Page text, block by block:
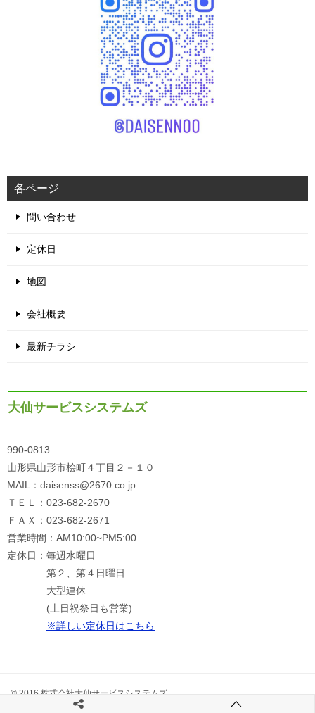
各ページ
問い合わせ
定休日
地図
会社概要
最新チラシ
大仙サービスシステムズ
990-0813
山形県山形市桧町４丁目２－１０
MAIL：daisenss@2670.co.jp
ＴＥＬ：023-682-2670
ＦＡＸ：023-682-2671
営業時間：AM10:00~PM5:00
定休日：毎週水曜日
第２、第４日曜日
大型連休
(土日祝祭日も営業)
※詳しい定休日はこちら
© 2016 株式会社大仙サービスシステムズ